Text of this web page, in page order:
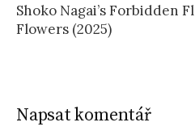
Shoko Nagai’s Forbidden
Flowers (2025)
Napsat komentář